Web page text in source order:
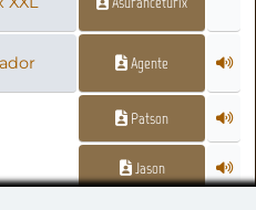
Agente
Patson
Jason